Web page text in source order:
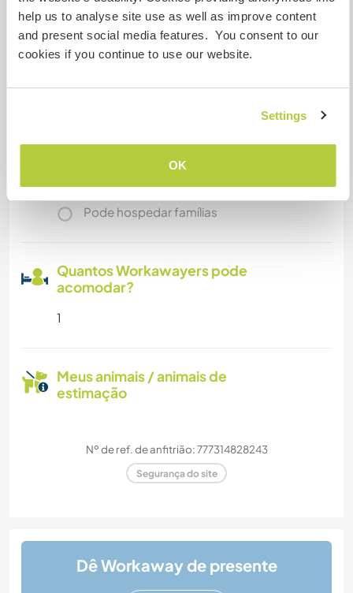
help us to analyse site use as well as improve content
and present social media features. You consent to our
cookies if you continue to use our website.
Settings
OK
Mais alguns detalhes
Acesso à internet
Somos fumantes
Pode hospedar famílias
Quantos Workawayers pode
acomodar?
1
Meus animais / animais de
estimação
Nº de ref. de anfitrião: 777314828243
Segurança do site
Dê Workaway de presente